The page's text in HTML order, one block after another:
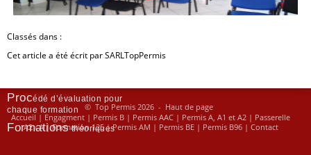
Cyclo ( AM )
Remorque
Procédé d’évaluation pour
chaque formation
Formationsthéoriques
Clas­sés dans :
Cet ar­ticle a été écrit par SARL­Top­Per­mis
© Top Permis 2026 - Haut de page
Accueil | Engagment | Permis B | Permis AAC | Permis A, A1 et A2 | Passerelle
A2 › A|Formation 125|Permis AM | Permis BE| Permis B96| Contact